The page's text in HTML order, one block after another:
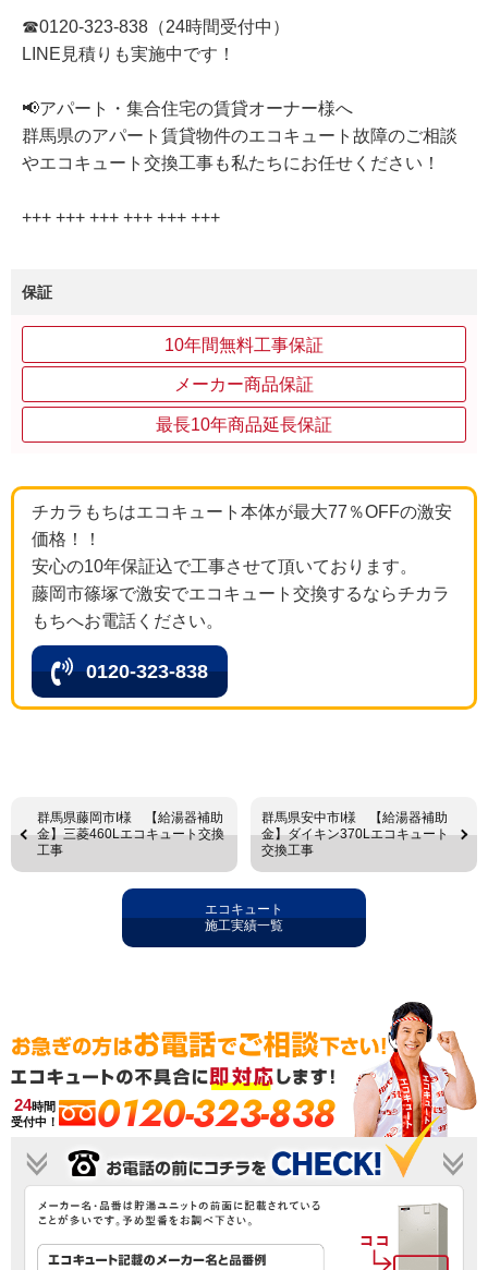
☎0120-323-838（24時間受付中）
LINE見積りも実施中です！
📢アパート・集合住宅の賃貸オーナー様へ
群馬県のアパート賃貸物件のエコキュート故障のご相談
やエコキュート交換工事も私たちにお任せください！
+++ +++ +++ +++ +++ +++
保証
10年間無料工事保証
メーカー商品保証
最長10年商品延長保証
チカラもちはエコキュート本体が最大77％OFFの激安
価格！！
安心の10年保証込で工事させて頂いております。
藤岡市篠塚で激安でエコキュート交換するならチカラ
もちへお電話ください。
0120-323-838
群馬県藤岡市I様 【給湯器補助
金】三菱460Lエコキュート交換
工事
群馬県安中市I様 【給湯器補助
金】ダイキン370Lエコキュート
交換工事
エコキュート
施工実績一覧
24時間
受付中！
0120-323-838